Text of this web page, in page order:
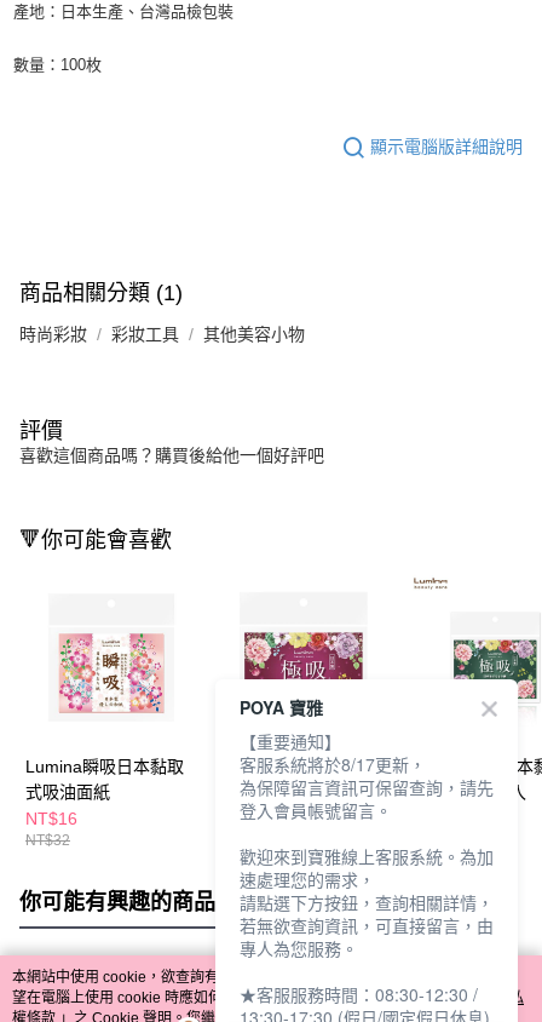
產地：日本生產、台灣品檢包裝
數量：100枚
顯示電腦版詳細說明
商品相關分類 (1)
時尚彩妝 彩妝工具 其他美容小物
評價
喜歡這個商品嗎？購買後給他一個好評吧
🔻你可能會喜歡
Lumina瞬吸日本黏取
式吸油面紙
NT$16
NT$32
Lumina極吸日本黏取
式吸油面紙
NT$35
Lumina極吸日本
式吸油面紙-5入
你可能有興趣的商品 全站排行
熱門標籤
本網站中使用 cookie，欲查詢有關本網站使用 cookie 方式之詳情，及若您不希
望在電腦上使用 cookie 時應如何變更電腦的 cookie 設定，請參閱本網站「
隱私
權條款 」之 Cookie 聲明。您繼續使用本網站即表示您同意本公司得按本網站使
POYA 寶雅
【重要通知】
客服系統將於8/17更新，
為保障留言資訊可保留查詢，請先
登入會員帳號留言。
歡迎來到寶雅線上客服系統。為加
速處理您的需求，
請點選下方按鈕，查詢相關詳情，
若無欲查詢資訊，可直接留言，由
專人為您服務。
★客服服務時間：08:30-12:30 /
13:30-17:30 (假日/國定假日休息)